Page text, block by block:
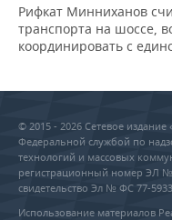
Рифкат Минниханов
транспорта на шоссе,
координировать с
© 2015 - 2026 Сетевое
Федеральной службой по
технологий и массовых
регистрационный номер ЭЛ №
свидетельство Эл № ФС 77-
Использование материалов